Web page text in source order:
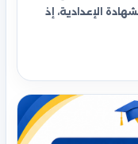
الإعدادية، إذ